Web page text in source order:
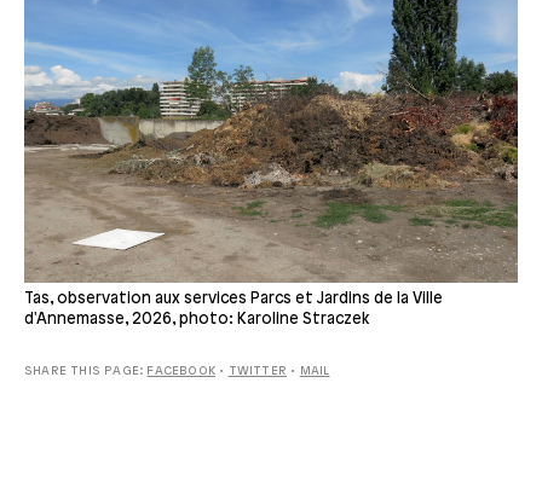
Tas, observation aux services Parcs et Jardins de la Ville
d'Annemasse, 2026, photo: Karoline Straczek
SHARE THIS PAGE: FACEBOOK • TWITTER • MAIL